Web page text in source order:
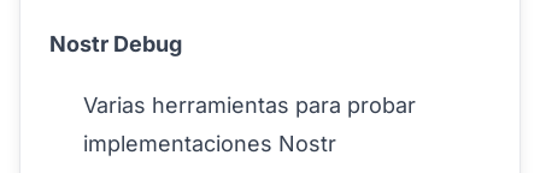
Nostr Debug
Varias herramientas para probar
implementaciones Nostr